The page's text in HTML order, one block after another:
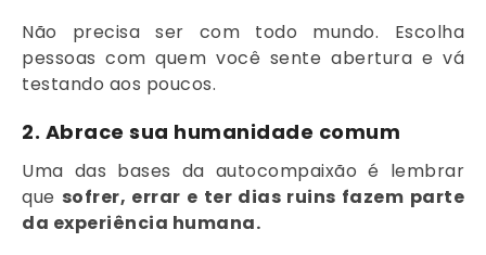
Não precisa ser com todo mundo. Escolha
pessoas com quem você sente abertura e vá
testando aos poucos.
2. Abrace sua humanidade comum
Uma das bases da autocompaixão é lembrar
que sofrer, errar e ter dias ruins fazem parte
da experiência humana.